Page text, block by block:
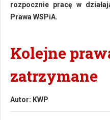
rozpocznie pracę w
Prawa WSPiA.
Kolejne
zatrzymane
Autor: KWP